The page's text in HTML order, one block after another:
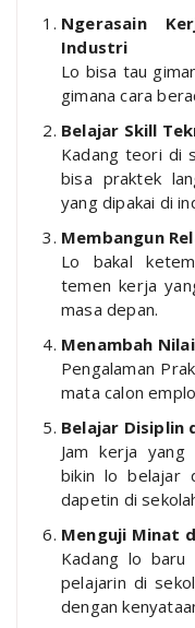
Ngerasain
Industri
Lo bisa tau
gimana cara
Belajar Skill
Kadang teori di
bisa praktek
yang dipakai di
Membangun
Lo bakal
temen kerja
masa depan.
Menambah
Pengalaman
mata calon
Belajar Disiplin
Jam kerja
bikin lo belajar
dapetin di
Menguji Minat
Kadang lo
pelajarin di
dengan